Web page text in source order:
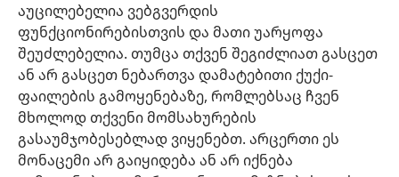
აუცილებელია ვებგვერდის
ფუნქციონირებისთვის და მათი უარყოფა
შეუძლებელია. თუმცა თქვენ შეგიძლიათ გასცეთ
ან არ გასცეთ ნებართვა დამატებითი ქუქი-
ფაილების გამოყენებაზე, რომლებსაც ჩვენ
მხოლოდ თქვენი მომსახურების
გასაუმჯობესებლად ვიყენებთ. არცერთი ეს
მონაცემი არ გაიყიდება ან არ იქნება
შესაწირავები
(გაიხსნება
ახალი
ფანჯარა)საგუშაგო კოშკის ონლაინ ბიბლიოთეკა™
(გაიხსნება
ახალი
ფანჯარა)JW Hub
(გაიხსნება
ახალი
ფანჯარა)JW ბიბლიოთეკა